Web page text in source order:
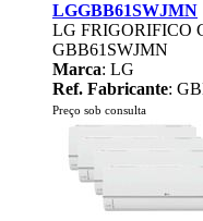
LGGBB61SWJMN
LG FRIGORIFICO
GBB61SWJMN
Marca: LG
Ref. Fabricante:
Preço sob consulta